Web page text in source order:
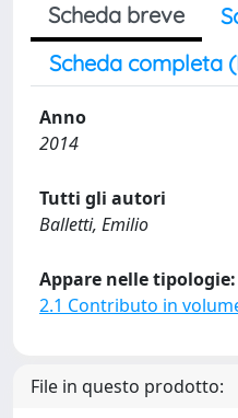
Scheda breve
Scheda completa
Anno
2014
Tutti gli autori
Balletti, Emilio
Appare nelle tipologie:
2.1 Contributo in
File in questo prodotto: